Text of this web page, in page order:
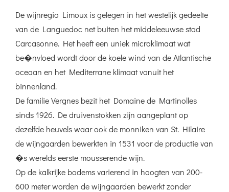
Limoux
Blanc
aantal
De wijnregio Limoux is gelegen in het westelijk gedeelte
van de Languedoc net buiten het middeleeuwse stad
Carcasonne. Het heeft een uniek microklimaat wat
be�nvloed wordt door de koele wind van de Atlantische
oceaan en het Mediterrane klimaat vanuit het
binnenland.
De familie Vergnes bezit het Domaine de Martinolles
sinds 1926. De druivenstokken zijn aangeplant op
dezelfde heuvels waar ook de monniken van St. Hilaire
de wijngaarden bewerkten in 1531 voor de productie van
�s werelds eerste mousserende wijn.
Op de kalkrijke bodems varierend in hoogten van 200-
600 meter worden de wijngaarden bewerkt zonder